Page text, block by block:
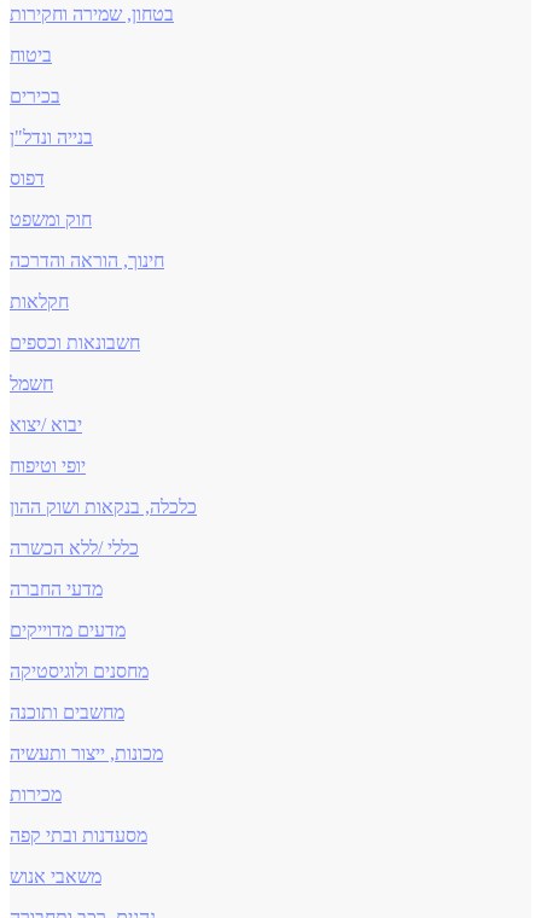
בטחון, שמירה וחקירות
ביטוח
בכירים
בנייה ונדל"ן
דפוס
חוק ומשפט
חינוך, הוראה והדרכה
חקלאות
חשבונאות וכספים
חשמל
יבוא /יצוא
יופי וטיפוח
כלכלה, בנקאות ושוק ההון
כללי /ללא הכשרה
מדעי החברה
מדעים מדוייקים
מחסנים ולוגיסטיקה
מחשבים ותוכנה
מכונות, ייצור ותעשיה
מכירות
מסעדנות ובתי קפה
משאבי אנוש